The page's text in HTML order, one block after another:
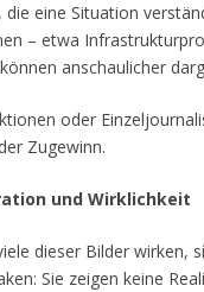
die eine Situation
– etwa
anschaulicher
oder
Zugewinn.
und Wirklichkeit
dieser Bilder wirken,
Sie zeigen keine